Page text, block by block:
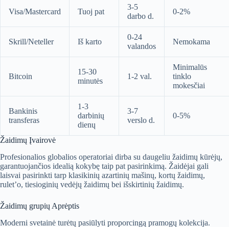
Visa/Mastercard Tuoj pat
3-5
darbo d.
0-2%
Skrill/Neteller Iš karto
0-24
valandos
Nemokama
Bitcoin
15-30
minutės
1-2 val.
Minimalūs
tinklo
mokesčiai
Bankinis
transferas
1-3
darbinių
dienų
3-7
verslo d.
0-5%
Žaidimų Įvairovė
Profesionalios globalios operatoriai dirba su daugeliu žaidimų kūrėjų,
garantuojančios idealią kokybę taip pat pasirinkimą. Žaidėjai gali
laisvai pasirinkti tarp klasikinių azartinių mašinų, kortų žaidimų,
rulet’o, tiesioginių vedėjų žaidimų bei išskirtinių žaidimų.
Žaidimų grupių Aprėptis
Moderni svetainė turėtų pasiūlyti proporcingą pramogų kolekcija.